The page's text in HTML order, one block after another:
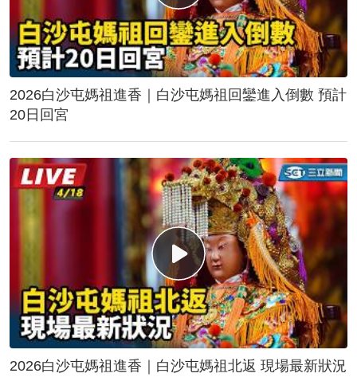
2026白沙屯媽祖進香｜白沙屯媽祖回鑾進入倒數 預計
20日回宮
2026白沙屯媽祖進香｜白沙屯媽祖北返 現場最新狀況